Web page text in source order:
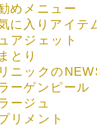
めメニュー
に入りアイテ
アジェット
とり
ニックの
ーゲンピール
ージュ
リメント